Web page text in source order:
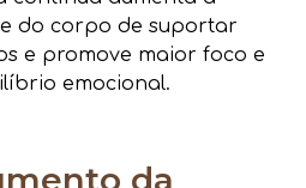
do corpo de suportar
e promove maior foco e
emocional.
da